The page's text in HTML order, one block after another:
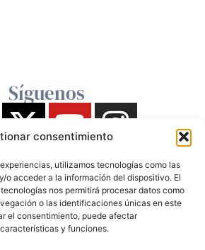
consentimiento
utilizamos tecnologías como las
o acceder a la información del dispositivo. El
nos permitirá procesar datos como
o las identificaciones únicas en este
el consentimiento, puede afectar
y funciones.
Síguenos